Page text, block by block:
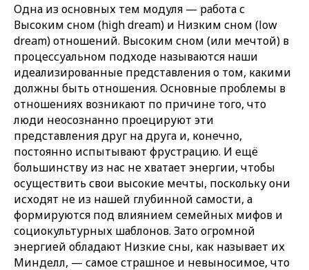
Одна из основных тем модуля — работа с
Высоким сном (high dream) и Низким сном (low
dream) отношений. Высоким сном (или мечтой) в
процессуальном подходе называются наши
идеализированные представления о том, какими
должны быть отношения. Основные проблемы в
отношениях возникают по причине того, что
люди неосознанно проецируют эти
представления друг на друга и, конечно,
постоянно испытывают фрустрацию. И ещё
большинству из нас не хватает энергии, чтобы
осуществить свои высокие мечты, поскольку они
исходят не из нашей глубинной самости, а
формируются под влиянием семейных мифов и
социокультурных шаблонов. Зато огромной
энергией обладают Низкие сны, как называет их
Минделл, — самое страшное и невыносимое, что